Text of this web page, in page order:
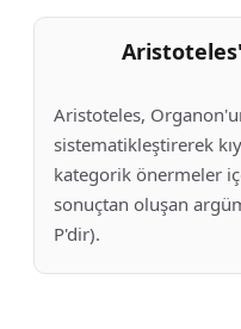
Aristoteles,
sistematikleştirerek
kategorik önermeler
sonuçtan oluşan
P'dir).